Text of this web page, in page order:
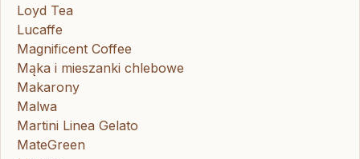
Loyd Tea
Lucaffe
Magnificent Coffee
Mąka i mieszanki chlebowe
Makarony
Malwa
Martini Linea Gelato
MateGreen